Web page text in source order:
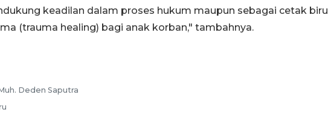
keadilan dalam proses hukum maupun sebagai cetak biru
(trauma healing) bagi anak korban," tambahnya.
Deden Saputra